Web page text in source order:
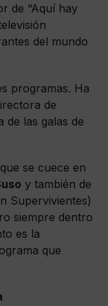
de “Aquí hay
del mundo
programas. Ha
de
de las galas de
se cuece en
y también de
Supervivientes)
siempre dentro
es la
que